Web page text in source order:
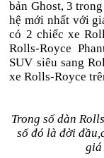
bản Ghost, 3
hệ mới nhất với
có 2 chiếc xe
Rolls-Royce
SUV siêu sang
xe Rolls-Royce
Trong số dàn
số đó là đời
giá